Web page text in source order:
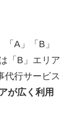
A」「B」
「B」エリア
代行サービス
が広く利用